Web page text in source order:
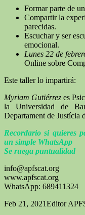
Formar parte de
Compartir la
parecidas.
Escuchar y ser
emocional.
Lunes 22 de
Online sobre
Este taller lo impartirá:
Myriam Gutiérrez es
la Universidad de
Departament de Justícia
Recordario si quieres
un simple WhatsApp
Se ruega puntualidad
info@apfscat.org
www.apfscat.org
WhatsApp: 689411324
Feb 21, 2021Editor